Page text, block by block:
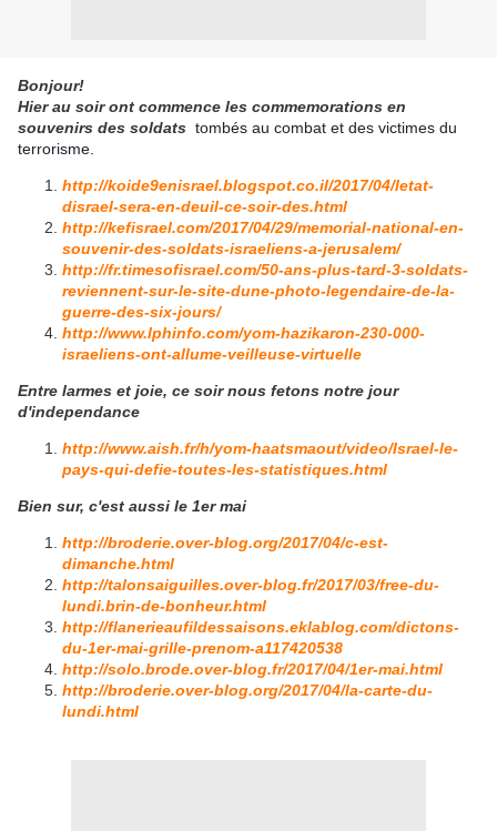
Bonjour!
Hier au soir ont commence les commemorations en
souvenirs des soldats tombés au combat et des victimes du
terrorisme.
http://koide9enisrael.blogspot.co.il/2017/04/letat-
disrael-sera-en-deuil-ce-soir-des.html
http://kefisrael.com/2017/04/29/memorial-national-en-
souvenir-des-soldats-israeliens-a-jerusalem/
http://fr.timesofisrael.com/50-ans-plus-tard-3-soldats-
reviennent-sur-le-site-dune-photo-legendaire-de-la-
guerre-des-six-jours/
http://www.lphinfo.com/yom-hazikaron-230-000-
israeliens-ont-allume-veilleuse-virtuelle
Entre larmes et joie, ce soir nous fetons notre jour
d'independance
http://www.aish.fr/h/yom-haatsmaout/video/Israel-le-
pays-qui-defie-toutes-les-statistiques.html
Bien sur, c'est aussi le 1er mai
http://broderie.over-blog.org/2017/04/c-est-
dimanche.html
http://talonsaiguilles.over-blog.fr/2017/03/free-du-
lundi.brin-de-bonheur.html
http://flanerieaufildessaisons.eklablog.com/dictons-
du-1er-mai-grille-prenom-a117420538
http://solo.brode.over-blog.fr/2017/04/1er-mai.html
http://broderie.over-blog.org/2017/04/la-carte-du-
lundi.html